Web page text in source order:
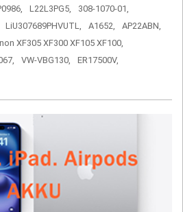
L22L3PG5,
308-1070-01,
LiU307689PHVUTL, A1652,
AP22ABN,
XF305 XF300 XF105 XF100,
VW-VBG130,
ER17500V,